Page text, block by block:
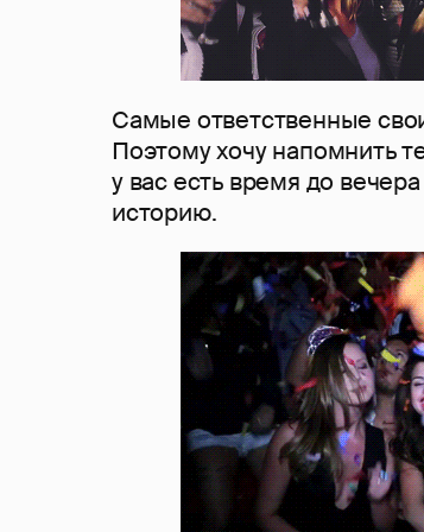
Самые ответственные
Поэтому хочу напомнить
у вас есть время до
историю.